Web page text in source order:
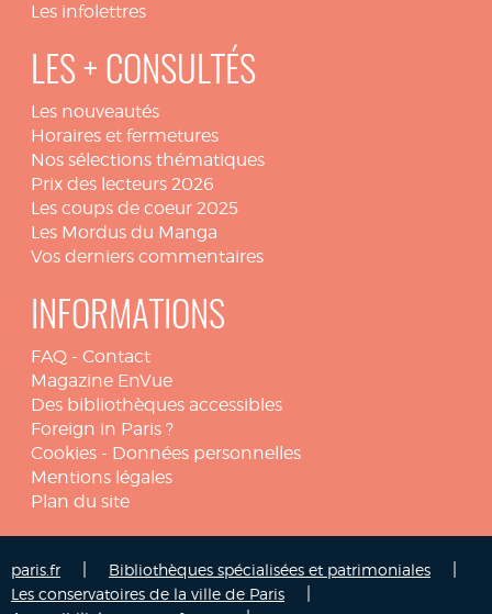
Les infolettres
LES + CONSULTÉS
Les nouveautés
Horaires et fermetures
Nos sélections thématiques
Prix des lecteurs 2026
Les coups de coeur 2025
Les Mordus du Manga
Vos derniers commentaires
INFORMATIONS
FAQ - Contact
Magazine EnVue
Des bibliothèques accessibles
Foreign in Paris ?
Cookies - Données personnelles
Mentions légales
Plan du site
paris.fr Bibliothèques spécialisées et patrimoniales
Les conservatoires de la ville de Paris